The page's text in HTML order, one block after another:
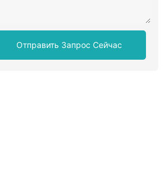
Отправить Запрос Сейчас